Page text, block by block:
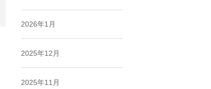
2026年1月
2025年12月
2025年11月